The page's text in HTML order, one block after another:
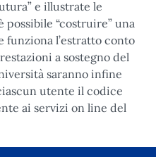
e illustrate le
possibile “costruire” una
funziona l’estratto conto
a sostegno del
saranno infine
utente il codice
ai servizi on line del